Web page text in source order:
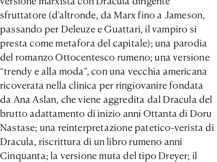
sfruttatore (d’altronde, da Marx fino a Jameson,
passando per Deleuze e Guattari, il vampiro si
presta come metafora del capitale); una parodia
del romanzo Ottocentesco rumeno; una versione
“trendy e alla moda”, con una vecchia americana
ricoverata nella clinica per ringiovanire fondata
da Ana Aslan, che viene aggredita dal Dracula del
brutto adattamento di inizio anni Ottanta di Doru
Nastase; una reinterpretazione patetico-verista di
Dracula, riscrittura di un libro rumeno anni
Cinquanta; la versione muta del tipo Dreyer; il